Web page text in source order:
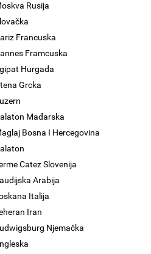
Rusija
Francuska
Framcuska
Hurgada
Grcka
Mađarska
Bosna I Hercegovina
Catez Slovenija
Arabija
Italija
Iran
Njemačka